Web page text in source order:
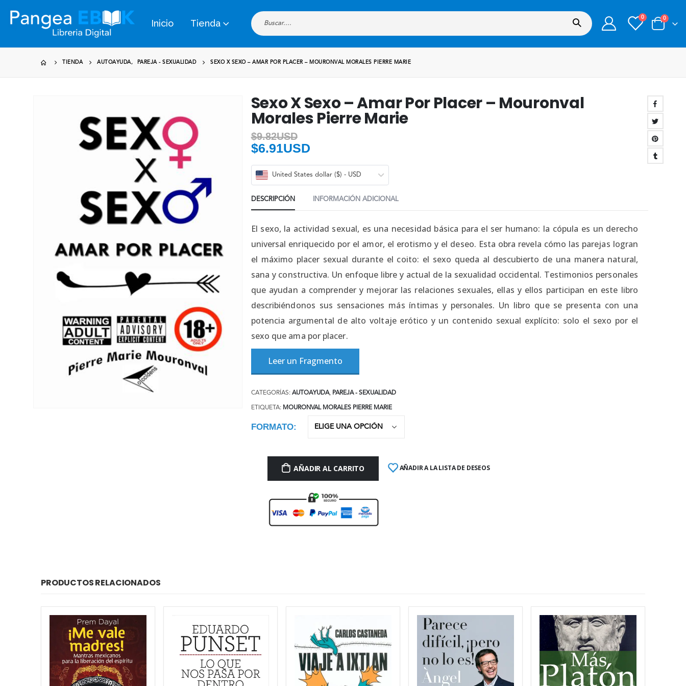
Inicio Tienda
0 0
TIENDA AUTOAYUDA , PAREJA - SEXUALIDAD SEXO X SEXO – AMAR POR PLACER – MOURONVAL MORALES PIERRE MARIE
Sexo X Sexo – Amar Por Placer – Mouronval
Morales Pierre Marie
$9.82USD
$6.91USD
United States dollar ($) - USD
DESCRIPCIÓN INFORMACIÓN ADICIONAL
El sexo, la actividad sexual, es una necesidad básica para el ser humano: la cópula es un derecho
universal enriquecido por el amor, el erotismo y el deseo. Esta obra revela cómo las parejas logran
el máximo placer sexual durante el coito: el sexo queda al descubierto de una manera natural,
sana y constructiva. Un enfoque libre y actual de la sexualidad occidental. Testimonios personales
que ayudan a comprender y mejorar las relaciones sexuales, ellas y ellos participan en este libro
describiéndonos sus sensaciones más íntimas y personales. Un libro que se presenta con una
potencia argumental de alto voltaje erótico y un contenido sexual explícito: solo el sexo por el
sexo que ama por placer.
Leer un Fragmento
CATEGORÍAS: AUTOAYUDA, PAREJA - SEXUALIDAD
ETIQUETA: MOURONVAL MORALES PIERRE MARIE
FORMATO
AÑADIR AL CARRITO AÑADIR A LA LISTA DE DESEOS
PRODUCTOS RELACIONADOS